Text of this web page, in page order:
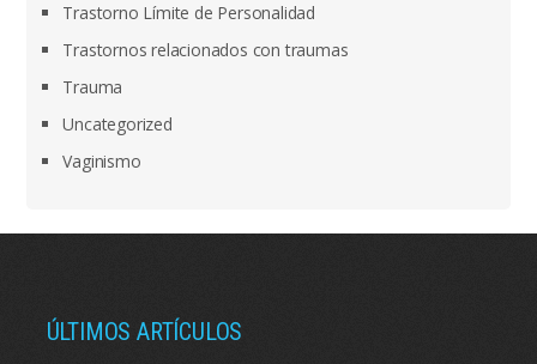
Trastorno Límite de Personalidad
Trastornos relacionados con traumas
Trauma
Uncategorized
Vaginismo
ÚLTIMOS ARTÍCULOS